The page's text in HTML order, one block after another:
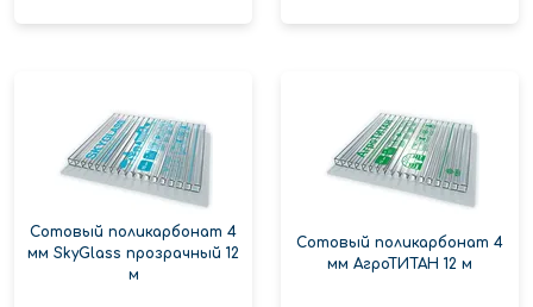
Сотовый поликарбонат 4
мм SkyGlass прозрачный 12
м
Сотовый поликарбонат 4
мм АгроТИТАН 12 м